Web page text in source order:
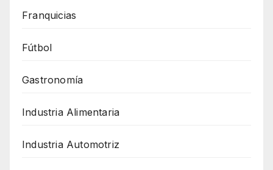
Franquicias
Fútbol
Gastronomía
Industria Alimentaria
Industria Automotriz